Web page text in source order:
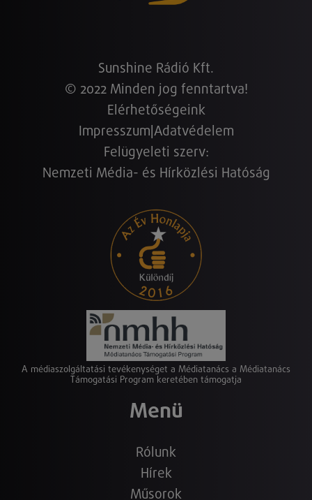
Sunshine Rádió Kft.
© 2022 Minden jog fenntartva!
Elérhetőségeink
Impresszum Adatvédelem
Felügyeleti szerv:
Nemzeti Média- és Hírközlési Hatóság
A médiaszolgáltatási tevékenységet a Médiatanács a Médiatanács
Támogatási Program keretében támogatja
Menü
Rólunk
Hírek
Műsorok